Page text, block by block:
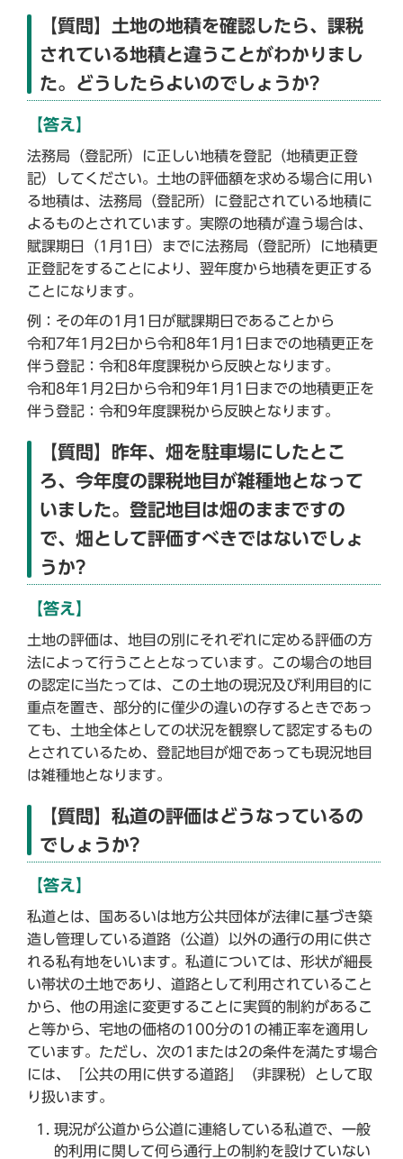
【質問】土地の地積を確認したら、課税
されている地積と違うことがわかりまし
た。どうしたらよいのでしょうか?
【答え】
法務局（登記所）に正しい地積を登記（地積更正登
記）してください。土地の評価額を求める場合に用い
る地積は、法務局（登記所）に登記されている地積に
よるものとされています。実際の地積が違う場合は、
賦課期日（1月1日）までに法務局（登記所）に地積更
正登記をすることにより、翌年度から地積を更正する
ことになります。
例：その年の1月1日が賦課期日であることから
令和7年1月2日から令和8年1月1日までの地積更正を
伴う登記：令和8年度課税から反映となります。
令和8年1月2日から令和9年1月1日までの地積更正を
伴う登記：令和9年度課税から反映となります。
【質問】昨年、畑を駐車場にしたとこ
ろ、今年度の課税地目が雑種地となって
いました。登記地目は畑のままですの
で、畑として評価すべきではないでしょ
うか?
【答え】
土地の評価は、地目の別にそれぞれに定める評価の方
法によって行うこととなっています。この場合の地目
の認定に当たっては、この土地の現況及び利用目的に
重点を置き、部分的に僅少の違いの存するときであっ
ても、土地全体としての状況を観察して認定するもの
とされているため、登記地目が畑であっても現況地目
は雑種地となります。
【質問】私道の評価はどうなっているの
でしょうか?
【答え】
私道とは、国あるいは地方公共団体が法律に基づき築
造し管理している道路（公道）以外の通行の用に供さ
れる私有地をいいます。私道については、形状が細長
い帯状の土地であり、道路として利用されていること
から、他の用途に変更することに実質的制約があるこ
と等から、宅地の価格の100分の1の補正率を適用し
ています。ただし、次の1または2の条件を満たす場合
には、「公共の用に供する道路」（非課税）として取
り扱います。
現況が公道から公道に連絡している私道で、一般
的利用に関して何ら通行上の制約を設けていない